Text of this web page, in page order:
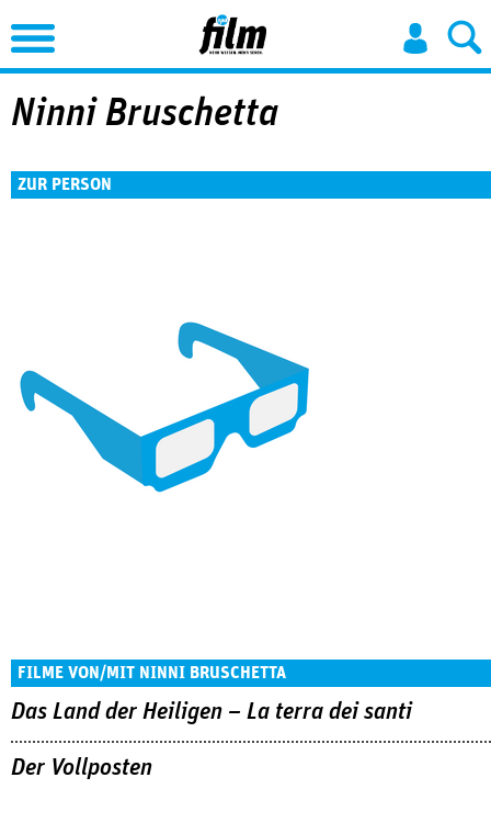
Jump to Navigation
Ninni Bruschetta
ZUR PERSON
FILME VON/MIT NINNI BRUSCHETTA
Das Land der Heiligen – La terra dei santi
Der Vollposten